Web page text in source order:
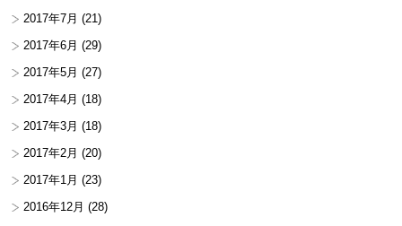
2017年7月 (21)
2017年6月 (29)
2017年5月 (27)
2017年4月 (18)
2017年3月 (18)
2017年2月 (20)
2017年1月 (23)
2016年12月 (28)